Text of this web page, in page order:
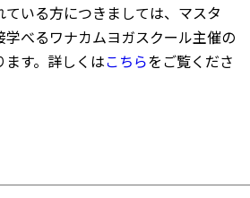
いる方につきましては、マスタ
べるワナカムヨガスクール主催の
す。詳しくはこちらをご覧くださ